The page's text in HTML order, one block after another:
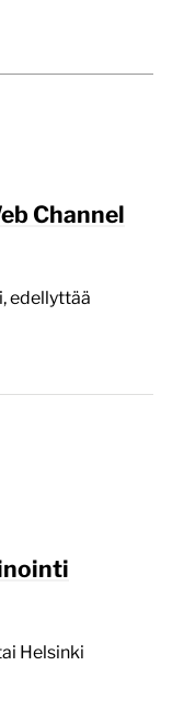
Channel
edellyttää